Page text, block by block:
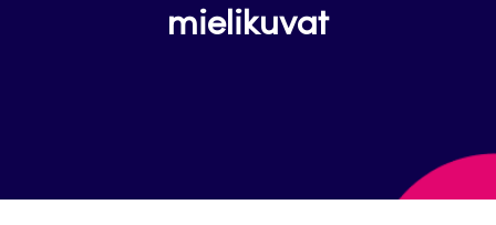
mielikuvat